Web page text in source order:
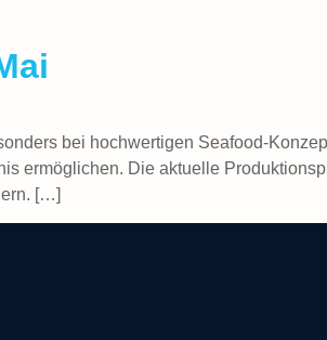
bei hochwertigen Seafood-
ermöglichen. Die aktuelle
[…]